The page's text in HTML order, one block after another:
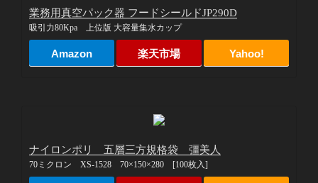
業務用真空パック器 フードシールドJP290D
吸引力80Kpa 上位版 大容量集水カップ
Amazon 楽天市場 Yahoo!
ナイロンポリ 五層三方規格袋 彊美人
70ミクロン XS-1528 70×150×280 [100枚入]